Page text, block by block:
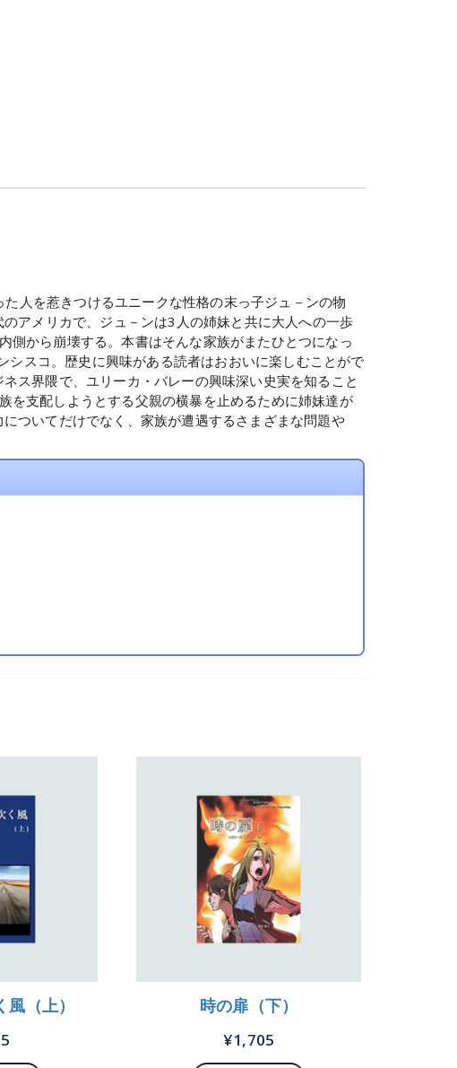
人を惹きつけるユニークな性格の末っ子ジュ－ンの物
アメリカで、ジュ－ンは3人の姉妹と共に大人への一歩
側から崩壊する。本書はそんな家族がまたひとつになっ
スコ。歴史に興味がある読者はおおいに楽しむことがで
ス界隈で、ユリーカ・バレーの興味深い史実を知ること
を支配しようとする父親の横暴を止めるために姉妹達が
ついてだけでなく、家族が遭遇するさまざまな問題や
（上） 時の扉（下）
¥1,705